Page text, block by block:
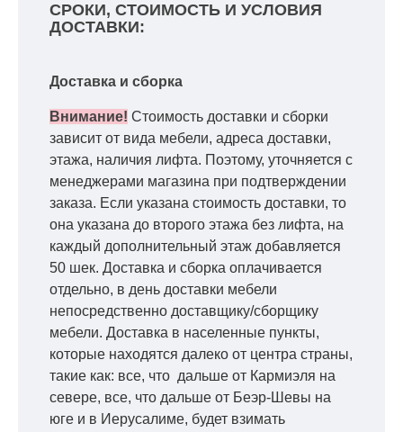
СРОКИ, СТОИМОСТЬ И УСЛОВИЯ
ДОСТАВКИ:
Доставка и сборка
Внимание! Стоимость доставки и сборки
зависит от вида мебели, адреса доставки,
этажа, наличия лифта. Поэтому, уточняется с
менеджерами магазина при подтверждении
заказа. Если указана стоимость доставки, то
она указана до второго этажа без лифта, на
каждый дополнительный этаж добавляется
50 шек. Доставка и сборка оплачивается
отдельно, в день доставки мебели
непосредственно доставщику/сборщику
мебели. Доставка в населенные пункты,
которые находятся далеко от центра страны,
такие как: все, что дальше от Кармиэля на
севере, все, что дальше от Беэр-Шевы на
юге и в Иерусалиме, будет взимать